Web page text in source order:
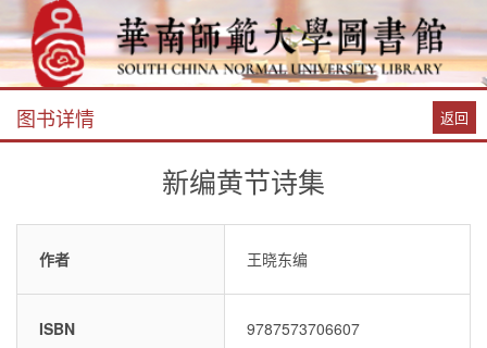
图书详情 返回
新编黄节诗集
作者 王晓东编
ISBN 9787573706607